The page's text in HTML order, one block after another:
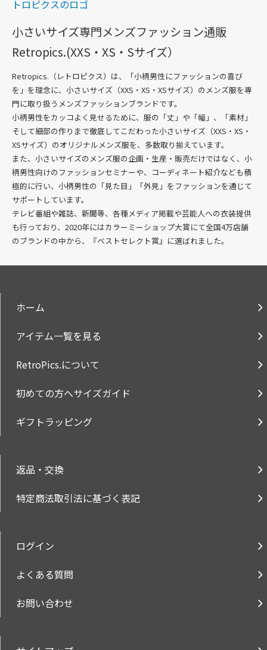
小さいサイズ専門メンズファッション通販
Retropics.(XXS・XS・Sサイズ）
Retropics.（レトロピクス）は、「小柄男性にファッションの喜び
を」を理念に、 小さいサイズ（XXS・XS・XSサイズ）のメンズ服を専
門に取り扱うメンズファッションブランドです。
小柄男性をカッコよく見せるために、服の「丈」や「幅」、「素材」
そして細部の作りまで徹底してこだわった小さいサイズ（XXS・XS・
XSサイズ）のオリジナルメンズ服を、多数取り揃えています。
また、小さいサイズのメンズ服の企画・生産・販売だけではなく、小
柄男性向けのファッションセミナーや、コーディネート紹介なども積
極的に行い、小柄男性の「見た目」「外見」をファッションを通じて
サポートしています。
テレビ番組や雑誌、新聞等、各種メディア掲載や芸能人への衣装提供
も行っており、2020年にはカラーミーショップ大賞にて全国4万店舗
のブランドの中から、『ベストセレクト賞』に選ばれました。
ホーム
アイテム一覧を見る
RetroPics.について
初めての方へサイズガイド
ギフトラッピング
返品・交換
特定商法取引法に基づく表記
ログイン
よくある質問
お問い合わせ